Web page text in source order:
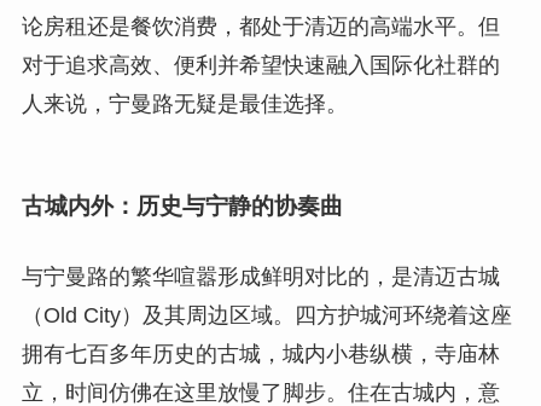
论房租还是餐饮消费，都处于清迈的高端水平。但
对于追求高效、便利并希望快速融入国际化社群的
人来说，宁曼路无疑是最佳选择。
古城内外：历史与宁静的协奏曲
与宁曼路的繁华喧嚣形成鲜明对比的，是清迈古城
（Old City）及其周边区域。四方护城河环绕着这座
拥有七百多年历史的古城，城内小巷纵横，寺庙林
立，时间仿佛在这里放慢了脚步。住在古城内，意